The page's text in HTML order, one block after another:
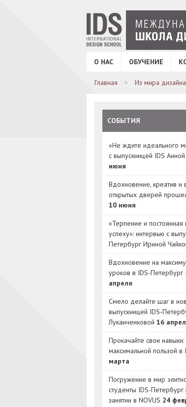
О НАС ОБУЧЕНИЕ
Главная Из мира дизайна
СОБЫТИЯ
«Не ждите идеального
с выпускницей IDS
июня
Вдохновение, креатив и
открытых дверей
10 июня
«Терпение и постоянная
успеху»: интервью с
Петербург Ириной
Вдохновение на
уроков в IDS-Петербург
апреля
Смело делайте шаг в
выпускницей IDS-
Луканченковой 16
Прокачайте свои
максимальной пользой в
марта
Погружение в мир
студенты IDS-
занятии в NOVUS 24